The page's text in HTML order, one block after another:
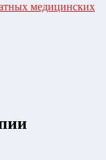
медицинских